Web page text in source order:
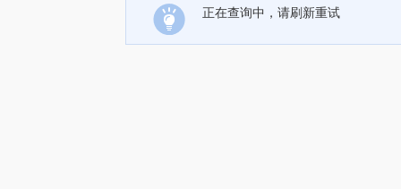
正在查询中，请刷新重试